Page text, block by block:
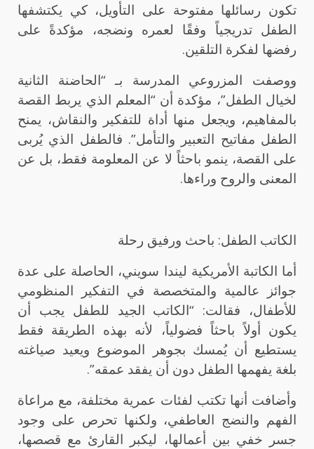
تكون رسائلها مفتوحة على التأويل، كي يكتشفها
الطفل تدريجياً وفقًا لعمره ونضجه، مؤكدةً على
رفضها لفكرة التلقين.
ووصفت المزروعي المدرسة بـ “الحاضنة الثانية
لخيال الطفل”، مؤكدة أن “المعلم الذي يربط القصة
بالمفاهيم، ويجعل منها أداة للتفكير والنقاش، يمنح
الطفل مفاتيح التعبير والتأمل”. فالطفل الذي يُربى
على القصة، ينمو باحثاً لا عن المعلومة فقط، بل عن
المعنى والروح وراءها.
الكاتب الطفل: باحث ورفيق رحلة
أما الكاتبة الأمريكية ليندا سويني، الحاصلة على عدة
جوائز عالمية والمتخصصة في التفكير المنظومي
للأطفال، فقالت: “الكاتب الجيد للطفل يجب أن
يكون أولاً باحثاً فضولياً، لأنه بهذه الطريقة فقط
يستطيع أن يُمسك بجوهر الموضوع ويعيد صياغته
بلغة يفهمها الطفل دون أن يفقد عمقه”.
وأضافت أنها تكتب لفئات عمرية مختلفة، مع مراعاة
الفهم والنضج العاطفي، ولكنها تحرص على وجود
جسر خفي بين أعمالها، ليكبر القارئ مع قصصها،